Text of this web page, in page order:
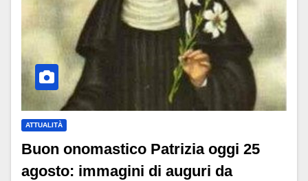
ATTUALITÀ
Buon onomastico Patrizia oggi 25
agosto: immagini di auguri da